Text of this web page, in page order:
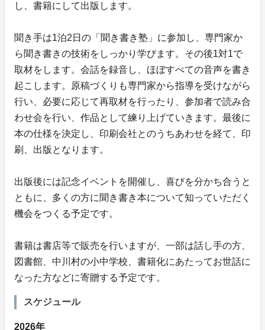
し、書籍にして出版します。
聞き手は1泊2日の「聞き書き塾」に参加し、専門家か
ら聞き書きの技術をしっかり学びます。その後1対1で
取材をします。会話を録音し、ほぼすべての音声を書き
起こします。原稿づくりも専門家から指導を受けながら
行い、必要に応じて再取材を行ったり、参加者で読み合
わせ会を行い、作品として練り上げていきます。最後に
本の仕様を決定し、印刷会社とのうちあわせを経て、印
刷、出版となります。
出版後には記念イベントを開催し、喜びを分かち合うと
ともに、多くの方に聞き書き本について知っていただく
機会をつくる予定です。
書籍は書店等で販売を行いますが、一部は話し手の方、
図書館、中川村の小中学校、書籍化にあたってお世話に
なった方などに寄贈する予定です。
スケジュール
2026年